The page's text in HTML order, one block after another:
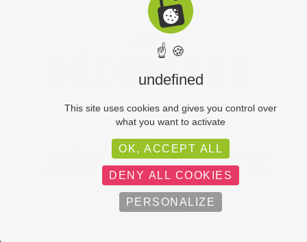
POLITIQUE DE
CONFIDENTIALITÉ
PLAN DU
SITE
MENTIONS
LÉGALES
C-toucom web
☝ 🍪
undefined
This site uses cookies and gives you control over
what you want to activate
OK, ACCEPT ALL
DENY ALL COOKIES
PERSONALIZE